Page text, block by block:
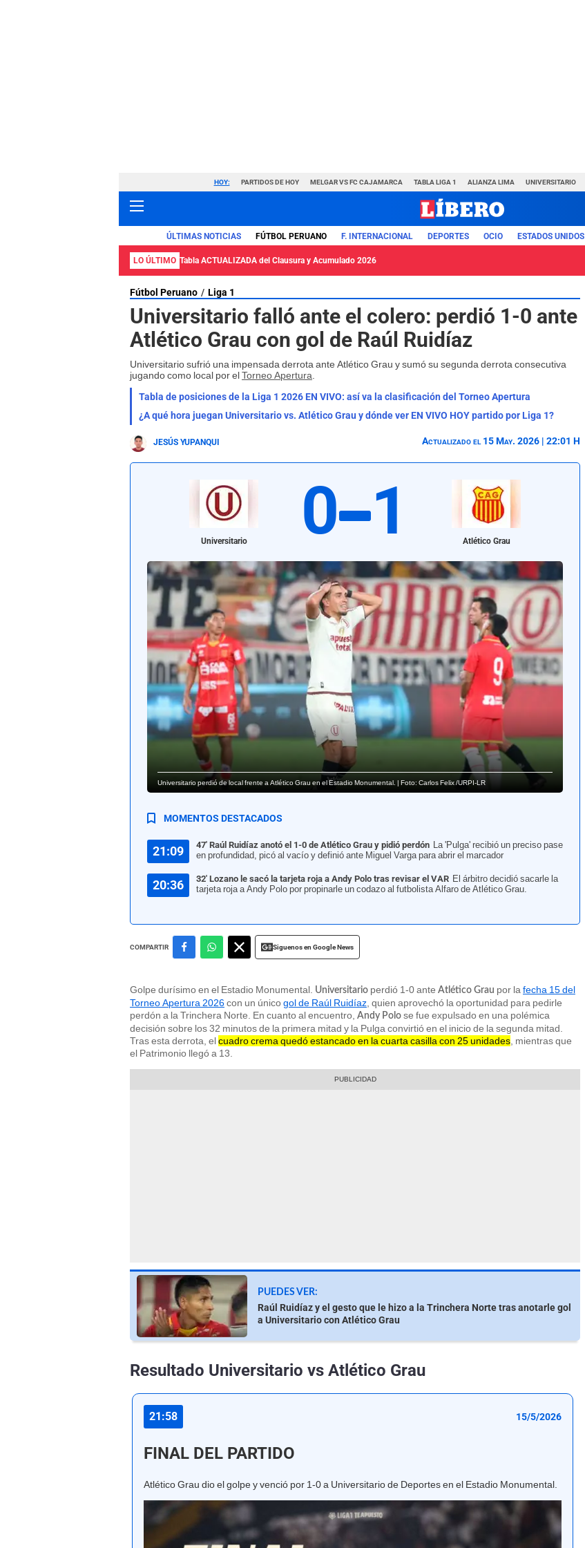
HOY: PARTIDOS DE HOY MELGAR VS FC CAJAMARCA TABLA LIGA 1 ALIANZA LIMA UNIVERSITARIO
ÚLTIMAS NOTICIAS FÚTBOL PERUANO F. INTERNACIONAL DEPORTES OCIO ESTADOS UNIDOS
LO ÚLTIMO Tabla ACTUALIZADA del Clausura y Acumulado 2026
Fútbol Peruano Liga 1
Universitario falló ante el colero: perdió 1-0 ante
Atlético Grau con gol de Raúl Ruidíaz
Universitario sufrió una impensada derrota ante Atlético Grau y sumó su segunda derrota consecutiva
jugando como local por elTorneo Apertura
Tabla de posiciones de la Liga 1 2026 EN VIVO: así va la clasificación del Torneo Apertura
¿A qué hora juegan Universitario vs. Atlético Grau y dónde ver EN VIVO HOY partido por Liga 1?
JESÚS YUPANQUI Actualizado el 15 May. 2026 | 22:01 H
Universitario 0 1 Atlético Grau
Universitario perdió de local frente a Atlético Grau en el Estadio Monumental. | Foto: Carlos Felix /URPI-LR
MOMENTOS DESTACADOS
21:09 47' Raúl Ruidíaz anotó el 1-0 de Atlético Grau y pidió perdón La 'Pulga' recibió un preciso pase
en profundidad, picó al vacío y definió ante Miguel Varga para abrir el marcador
20:36 32' Lozano le sacó la tarjeta roja a Andy Polo tras revisar el VAR El árbitro decidió sacarle la
tarjeta roja a Andy Polo por propinarle un codazo al futbolista Alfaro de Atlético Grau.
COMPARTIR Siguenos en Google News
Golpe durísimo en el Estadio Monumental. Universitario perdió 1-0 ante Atlético Grau por lafecha 15 del
Torneo Apertura 2026con un únicogol de Raúl Ruidíaz, quien aprovechó la oportunidad para pedirle
perdón a la Trinchera Norte. En cuanto al encuentro, Andy Polo se fue expulsado en una polémica
decisión sobre los 32 minutos de la primera mitad y la Pulga convirtió en el inicio de la segunda mitad.
Tras esta derrota, elcuadro crema quedó estancado en la cuarta casilla con 25 unidades, mientras que
el Patrimonio llegó a 13.
PUEDES VER:
Raúl Ruidíaz y el gesto que le hizo a la Trinchera Norte tras anotarle gol
a Universitario con Atlético Grau
Resultado Universitario vs Atlético Grau
21:58 15/5/2026
FINAL DEL PARTIDO
Atlético Grau dio el golpe y venció por 1-0 a Universitario de Deportes en el Estadio Monumental.